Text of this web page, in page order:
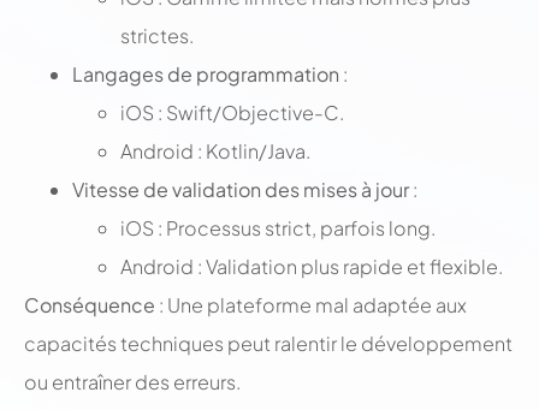
strictes.
Langages de programmation :
iOS : Swift/Objective-C.
Android : Kotlin/Java.
Vitesse de validation des mises à jour:
iOS : Processus strict, parfois long.
Android : Validation plus rapide et flexible.
Conséquence : Une plateforme mal adaptée aux
capacités techniques peut ralentir le développement
ou entraîner des erreurs.